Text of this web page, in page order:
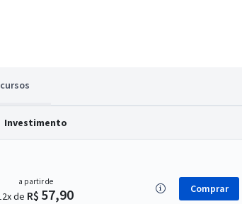
Investimento
a partir de
de R$ 57,90 Comprar